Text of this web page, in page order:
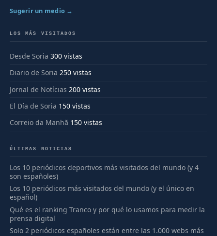
Sugerir un medio →
LOS MÁS VISITADOS
Desde Soria 300 vistas
Diario de Soria 250 vistas
Jornal de Notícias 200 vistas
El Día de Soria 150 vistas
Correio da Manhã 150 vistas
ÚLTIMAS NOTICIAS
Los 10 periódicos deportivos más visitados del mundo (y 4
son españoles)
Los 10 periódicos más visitados del mundo (y el único en
español)
Qué es el ranking Tranco y por qué lo usamos para medir la
prensa digital
Solo 2 periódicos españoles están entre las 1.000 webs más